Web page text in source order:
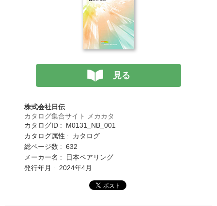
見る
株式会社日伝
カタログ集合サイト メカカタ
カタログID : M0131_NB_001
カタログ属性 : カタログ
総ページ数 : 632
メーカー名 : 日本ベアリング
発行年月 : 2024年4月